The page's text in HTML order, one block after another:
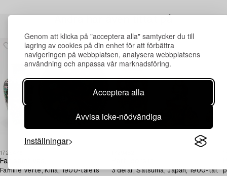
Genom att klicka på "acceptera alla" samtycker du till
lagring av cookies på din enhet för att förbättra
navigeringen på webbplatsen, analysera webbplatsens
användning och anpassa vår marknadsföring.
Acceptera alla
Avvisa icke-nödvändiga
Inställningar
1729476
Fat samt vas,
Famille Verte, Kina, 1900-talets
3 delar, Satsuma, Japan, 1900-tal.